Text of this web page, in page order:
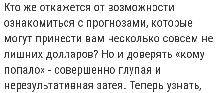
Кто же откажется от возможности
ознакомиться с прогнозами, которые
могут принести вам несколько совсем не
лишних долларов? Но и доверять «кому
попало» - совершенно глупая и
нерезультативная затея. Теперь узнать,